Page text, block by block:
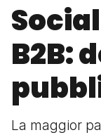
B2B:
La maggior